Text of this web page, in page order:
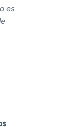
es